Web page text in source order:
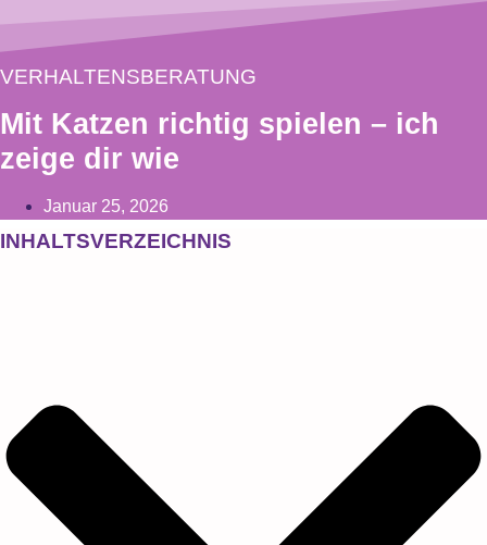
VERHALTENSBERATUNG
Mit Katzen richtig spielen – ich
zeige dir wie
Januar 25, 2026
INHALTSVERZEICHNIS